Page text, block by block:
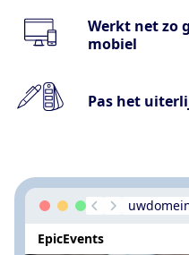
Werkt net zo
mobiel
Pas het
EpicEvents